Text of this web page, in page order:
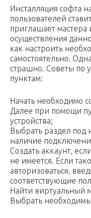
Инсталляция софта
пользователей
приглашает мастера
осуществления
как настроить
самостоятельно.
страшно. Советы по
пунктам:
Начать необходимо
Далее при помощи
устройства;
Выбрать раздел под
наличие
Создать аккаунт,
не имеется. Если
авторизоваться,
соответствующие
Найти виртуальный
Выбрать